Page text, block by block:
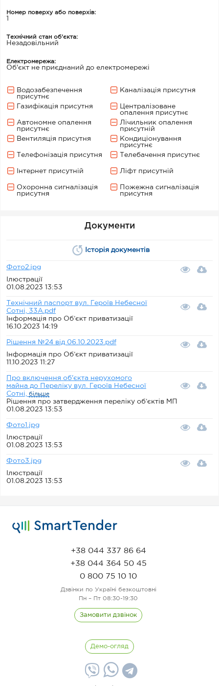
Номер поверху або поверхів:
1
Технічний стан об'єкта:
Незадовільний
Електромережа:
Об'єкт не приєднаний до електромережі
Водозабезпечення
присутнє
Каналізація присутня
Газифікація присутня
Централізоване
опалення присутнє
Автономне опалення
присутнє
Лічильник опалення
присутній
Вентиляція присутня
Кондиціонування
присутнє
Телефонізація присутня
Телебачення присутнє
Інтернет присутній Ліфт присутній
Охоронна сигналізація
присутня
Пожежна сигналізація
присутня
Документи
Історія документів
Фото2.jpg
Ілюстрації
01.08.2023 13:53
Технічний паспорт вул. Героїв Небесної
Сотні, 33А.pdf
Інформація про Об’єкт приватизації
16.10.2023 14:19
Рішення №24 від 06.10.2023.pdf
Інформація про Об’єкт приватизації
11.10.2023 11:27
Про включення об'єкта нерухомого
майна до Переліку вул. Героїв Небесної
Сотні, більше
Рішення про затвердження переліку об’єктів МП
01.08.2023 13:53
Фото1.jpg
Ілюстрації
01.08.2023 13:53
Фото3.jpg
Ілюстрації
01.08.2023 13:53
+38 044 337 86 64
+38 044 364 50 45
0 800 75 10 10
Дзвінки по Україні безкоштовні
Пн – Пт 08:30-19:30
Замовити дзвінок
Демо-огляд